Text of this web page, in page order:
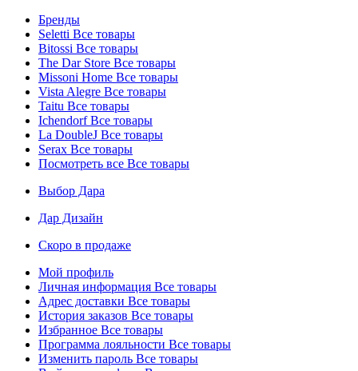
Бренды
Seletti Все товары
Bitossi Все товары
The Dar Store Все товары
Missoni Home Все товары
Vista Alegre Все товары
Taitu Все товары
IchendorfВсе товары
La DoubleJ Все товары
Serax Все товары
Посмотреть все Все товары
Выбор Дара
Дар Дизайн
Скоро в продаже
Мой профиль
Личная информация Все товары
Адрес доставки Все товары
История заказов Все товары
Избранное Все товары
Программа лояльности Все товары
Изменить пароль Все товары